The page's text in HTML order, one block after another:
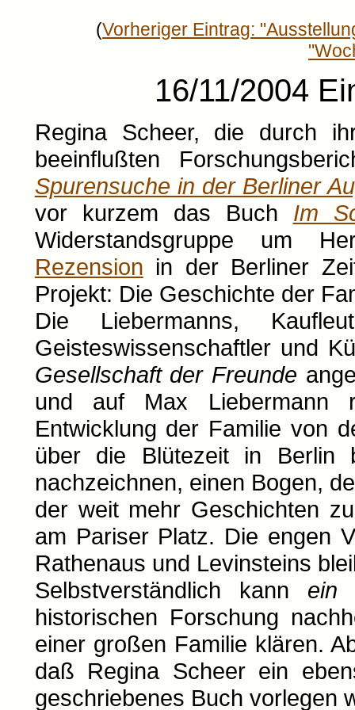
(Vorheriger Eintrag:
16/11/2004
Regina Scheer, die durch
beeinflußten
Spurensuche in der Berliner
vor kurzem das Buch Im
Widerstandsgruppe um
Rezension in der Berliner
Projekt: Die Geschichte der
Die Liebermanns,
Geisteswissenschaftler und
Gesellschaft der Freunde
und auf Max Liebermann
Entwicklung der Familie von
über die Blütezeit in Berlin
nachzeichnen, einen Bogen,
der weit mehr Geschichten
am Pariser Platz. Die engen
Rathenaus und Levinsteins
Selbstverständlich kann ein
historischen Forschung
einer großen Familie klären.
daß Regina Scheer ein
geschriebenes Buch vorlegen